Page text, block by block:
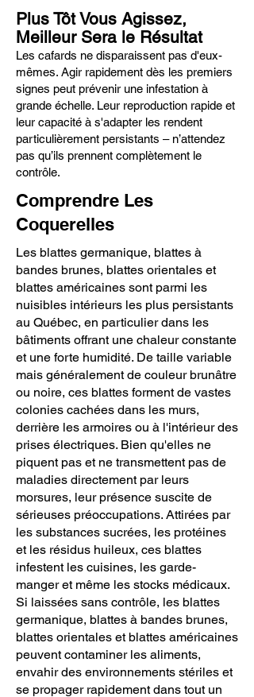
Plus Tôt Vous Agissez,
Meilleur Sera le Résultat
Les cafards ne disparaissent pas d'eux-
mêmes. Agir rapidement dès les premiers
signes peut prévenir une infestation à
grande échelle. Leur reproduction rapide et
leur capacité à s'adapter les rendent
particulièrement persistants – n’attendez
pas qu’ils prennent complètement le
contrôle.
Comprendre Les
Coquerelles
Les blattes germanique, blattes à
bandes brunes, blattes orientales et
blattes américaines sont parmi les
nuisibles intérieurs les plus persistants
au Québec, en particulier dans les
bâtiments offrant une chaleur constante
et une forte humidité. De taille variable
mais généralement de couleur brunâtre
ou noire, ces blattes forment de vastes
colonies cachées dans les murs,
derrière les armoires ou à l'intérieur des
prises électriques. Bien qu'elles ne
piquent pas et ne transmettent pas de
maladies directement par leurs
morsures, leur présence suscite de
sérieuses préoccupations. Attirées par
les substances sucrées, les protéines
et les résidus huileux, ces blattes
infestent les cuisines, les garde-
manger et même les stocks médicaux.
Si laissées sans contrôle, les blattes
germanique, blattes à bandes brunes,
blattes orientales et blattes américaines
peuvent contaminer les aliments,
envahir des environnements stériles et
se propager rapidement dans tout un